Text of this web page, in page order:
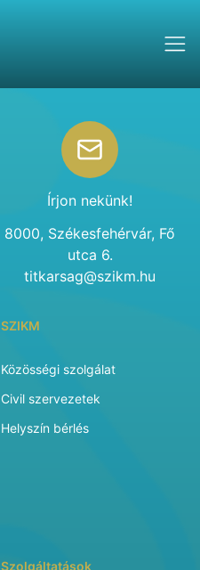
Írjon nekünk!
8000, Székesfehérvár, Fő
utca 6.
titkarsag@szikm.hu
SZIKM
Közösségi szolgálat
Civil szervezetek
Helyszín bérlés
Szolgáltatások